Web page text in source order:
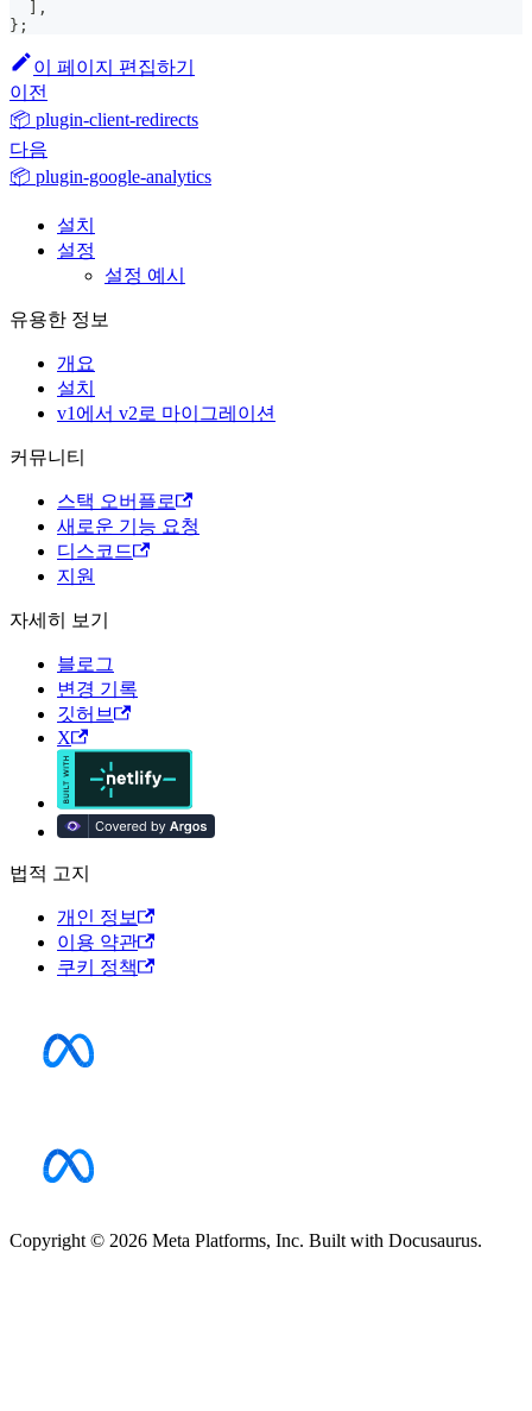
,
} ;
이 페이지 편집하기
이전
📦 plugin-client-redirects
다음
📦 plugin-google-analytics
설치
설정
설정 예시
유용한 정보
개요
설치
v1에서 v2로 마이그레이션
커뮤니티
스택 오버플로
새로운 기능 요청
디스코드
지원
자세히 보기
블로그
변경 기록
깃허브
X
법적 고지
개인 정보
이용 약관
쿠키 정책
Copyright © 2026 Meta Platforms, Inc. Built with Docusaurus.